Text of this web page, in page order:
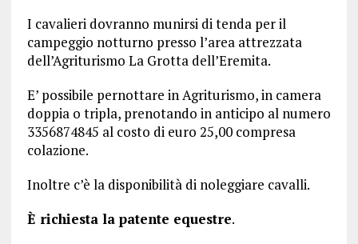
I cavalieri dovranno munirsi di tenda per il
campeggio notturno presso l’area attrezzata
dell’Agriturismo La Grotta dell’Eremita.
E’ possibile pernottare in Agriturismo, in camera
doppia o tripla, prenotando in anticipo al numero
3356874845 al costo di euro 25,00 compresa
colazione.
Inoltre c’è la disponibilità di noleggiare cavalli.
È richiesta la patente equestre.